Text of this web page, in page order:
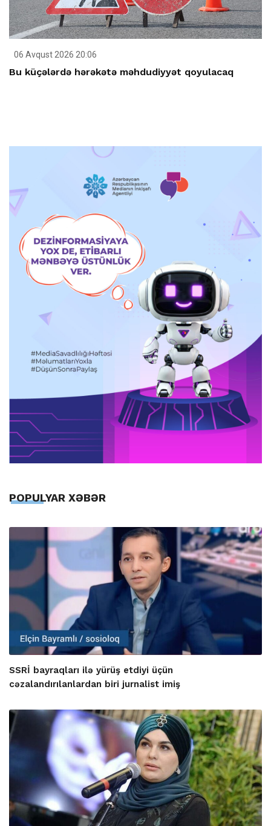
06 Avqust 2026 20:06
Bu küçələrdə hərəkətə məhdudiyyət qoyulacaq
POPULYAR XƏBƏR
SSRİ bayraqları ilə yürüş etdiyi üçün
cəzalandırılanlardan biri jurnalist imiş